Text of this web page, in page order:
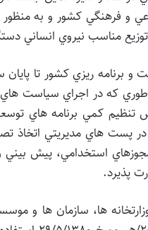
و فرهنگي کشور و به
مناسب نيروي انساني
طوري که در اجراي سياست
کمي برنامه هاي
در پست هاي مديريتي اتخاذ
استخدامي، پيش
پذيرد.
ها، سازمان ها و